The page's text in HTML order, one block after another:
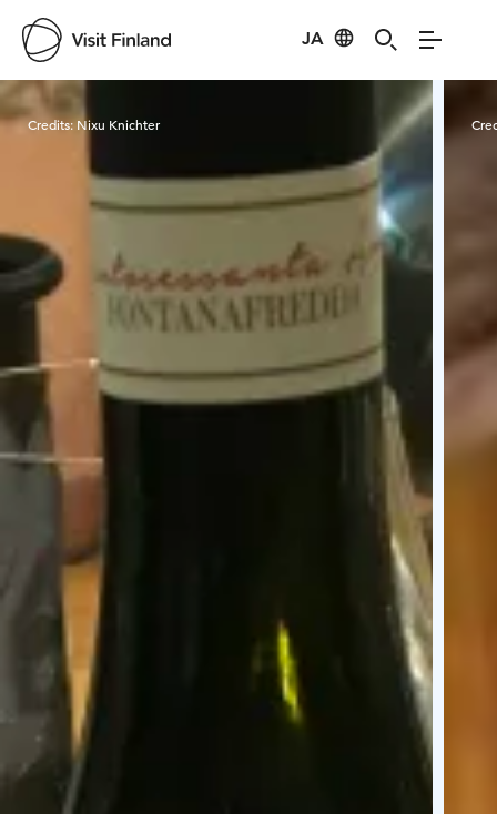
JA
Visit Finland
Credits:Nixu Knichter